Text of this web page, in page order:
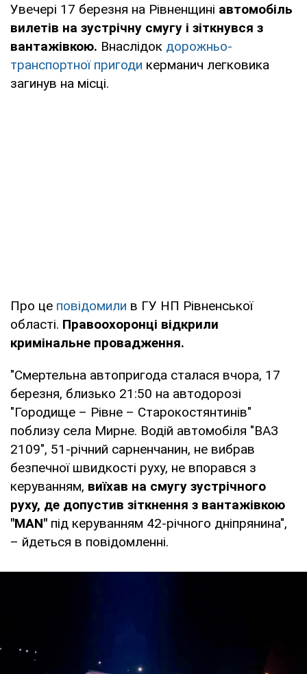
Увечері 17 березня на Рівненщині автомобіль
вилетів на зустрічну смугу і зіткнувся з
вантажівкою. Внаслідок дорожньо-
транспортної пригоди керманич легковика
загинув на місці.
Про це повідомили в ГУ НП Рівненської
області. Правоохоронці відкрили
кримінальне провадження.
"Смертельна автопригода сталася вчора, 17
березня, близько 21:50 на автодорозі
"Городище – Рівне – Старокостянтинів"
поблизу села Мирне. Водій автомобіля "ВАЗ
2109", 51-річний сарненчанин, не вибрав
безпечної швидкості руху, не впорався з
керуванням, виїхав на смугу зустрічного
руху, де допустив зіткнення з вантажівкою
"MAN" під керуванням 42-річного дніпрянина",
– йдеться в повідомленні.